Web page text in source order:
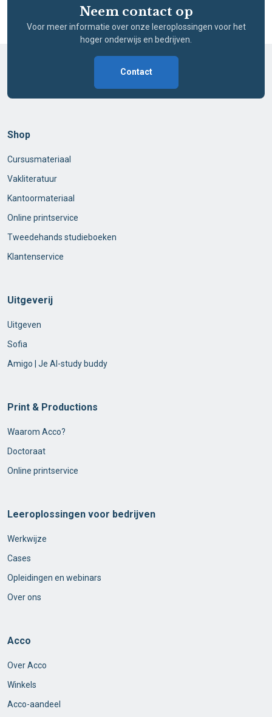
Neem contact op
Voor meer informatie over onze leeroplossingen voor het
hoger onderwijs en bedrijven.
Contact
Shop
Cursusmateriaal
Vakliteratuur
Kantoormateriaal
Online printservice
Tweedehands studieboeken
Klantenservice
Uitgeverij
Uitgeven
Sofia
Amigo | Je AI-study buddy
Print & Productions
Waarom Acco?
Doctoraat
Online printservice
Leeroplossingen voor bedrijven
Werkwijze
Cases
Opleidingen en webinars
Over ons
Acco
Over Acco
Winkels
Acco-aandeel